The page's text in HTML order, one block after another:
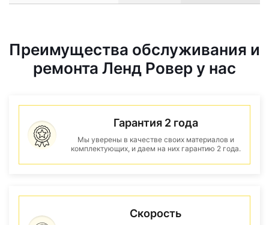
Преимущества обслуживания и
ремонта Ленд Ровер у нас
Гарантия 2 года
Мы уверены в качестве своих материалов и
комплектующих, и даем на них гарантию 2 года.
Скорость